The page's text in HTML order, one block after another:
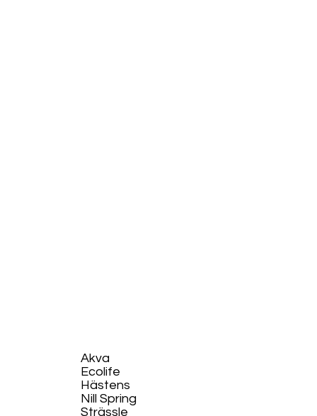
Akva
Ecolife​
Hästens
Nill Spring
Strässle